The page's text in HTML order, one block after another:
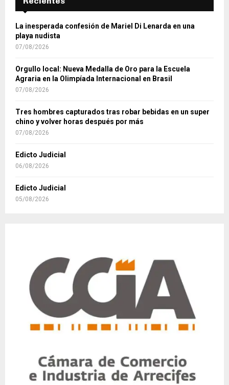
La inesperada confesión de Mariel Di Lenarda en una
playa nudista
07/08/2026
Orgullo local: Nueva Medalla de Oro para la Escuela
Agraria en la Olimpíada Internacional en Brasil
07/08/2026
Tres hombres capturados tras robar bebidas en un super
chino y volver horas después por más
07/08/2026
Edicto Judicial
06/08/2026
Edicto Judicial
05/08/2026